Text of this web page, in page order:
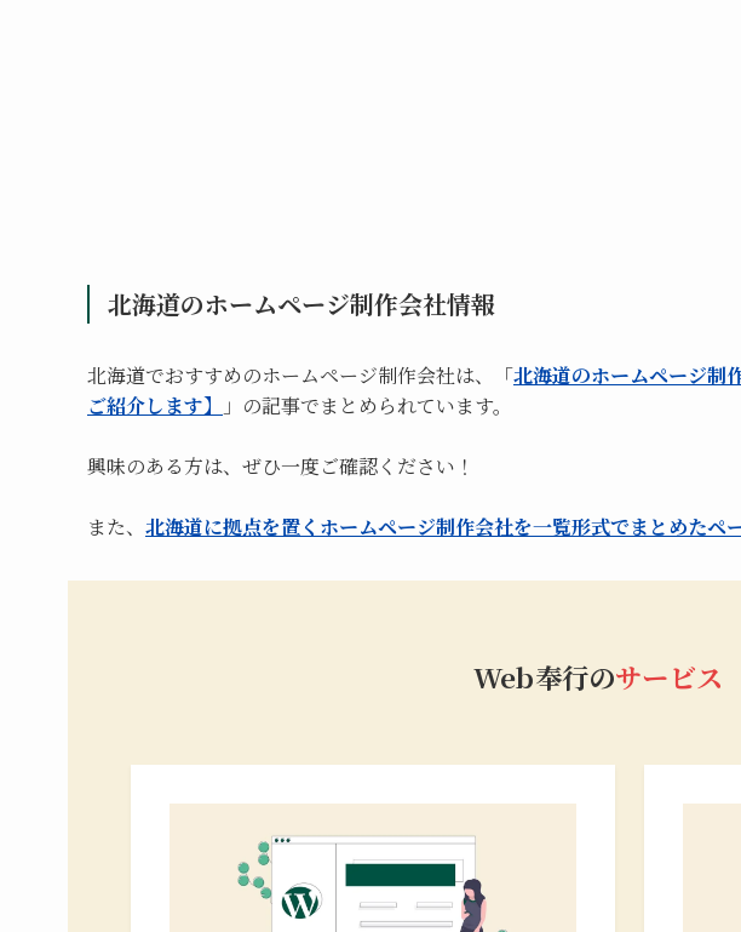
北海道のホームページ制作会社情報
北海道でおすすめのホームページ制作会社は、「北海道のホームページ制
ご紹介します】
」の記事でまとめられています。
興味のある方は、ぜひ一度ご確認ください！
また、 北海道に拠点を置くホームページ制作会社を一覧形式でまとめたペ
Web奉行のサービス